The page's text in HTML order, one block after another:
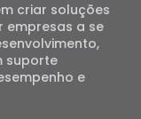
criar soluções
empresas a se
suporte
e